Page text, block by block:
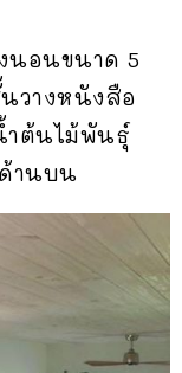
นอนขนาด 5
วางหนังสือ
ำต้นไม้พันธุ์
านบน